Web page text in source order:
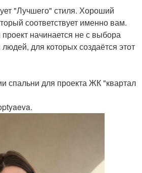
"Лучшего" стиля. Хороший
соответствует именно вам.
начинается не с выбора
для которых создаётся этот
спальни для проекта ЖК "квартал